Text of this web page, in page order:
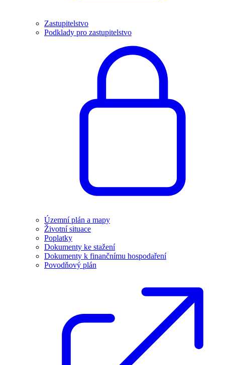
Zastupitelstvo
Podklady pro zastupitelstvo
Územní plán a mapy
Životní situace
Poplatky
Dokumenty ke stažení
Dokumenty k finančnímu hospodaření
Povodňový plán